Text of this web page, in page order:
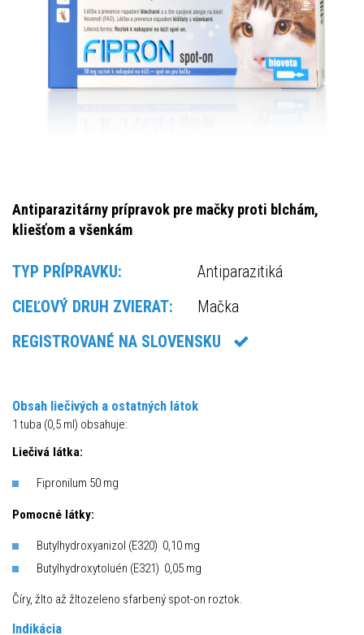
Antiparazitárny prípravok pre mačky proti blchám,
kliešťom a všenkám
TYP PRÍPRAVKU:
Antiparazitiká
CIEĽOVÝ DRUH ZVIERAT:
Mačka
REGISTROVANÉ NA SLOVENSKU
Obsah liečivých a ostatných látok
1 tuba (0,5 ml) obsahuje:
Liečivá látka:
Fipronilum 50 mg
Pomocné látky:
Butylhydroxyanizol (E320) 0,10 mg
Butylhydroxytoluén (E321) 0,05 mg
Číry, žlto až žltozeleno sfarbený spot-on roztok.
Indikácia